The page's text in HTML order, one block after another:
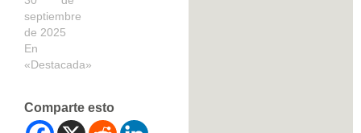
septiembre
de 2025
En
«Destacada»
Comparte esto